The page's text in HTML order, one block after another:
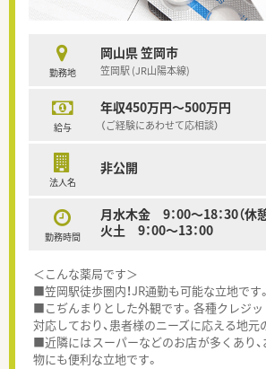
勤務地
岡山県 笠岡市
笠岡駅 (JR山陽本線)
給与
年収450万円～500万円
（ご経験にあわせて応相談）
法人名
非公開
勤務時間
月水木金 9：00～18：30（休
火土 9：00～13：00
＜こんな薬局です＞
■笠岡駅徒歩圏内！JR通勤も可能な立地です。
■こぢんまりとした外観です。各種クレジ
対応しており、患者様のニーズに応える地元
■近隣にはスーパーなどのお店が多くあり
物にも便利な立地です。